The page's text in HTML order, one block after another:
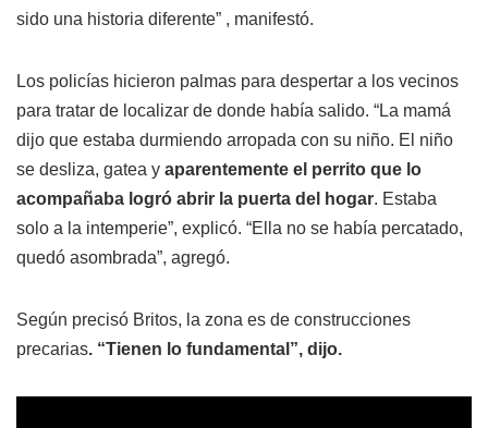
sido una historia diferente” , manifestó.
Los policías hicieron palmas para despertar a los vecinos
para tratar de localizar de donde había salido. “La mamá
dijo que estaba durmiendo arropada con su niño. El niño
se desliza, gatea y aparentemente el perrito que lo
acompañaba logró abrir la puerta del hogar. Estaba
solo a la intemperie”, explicó. “Ella no se había percatado,
quedó asombrada”, agregó.
Según precisó Britos, la zona es de construcciones
precarias. “Tienen lo fundamental”, dijo.